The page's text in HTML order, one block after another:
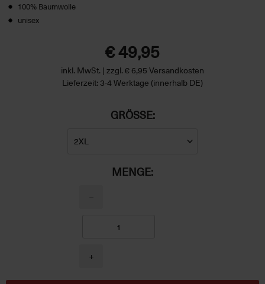
100% Baumwolle
unisex
€ 49,95
inkl. MwSt. | zzgl. € 6,95 Versandkosten
Lieferzeit: 3-4 Werktage (innerhalb DE)
GRÖSSE:
MENGE:
−
+